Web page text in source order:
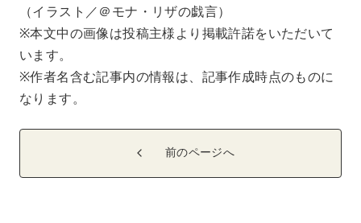
（イラスト／＠モナ・リザの戯言）
※本文中の画像は投稿主様より掲載許諾をいただいて
います。
※作者名含む記事内の情報は、記事作成時点のものに
なります。
前のページへ